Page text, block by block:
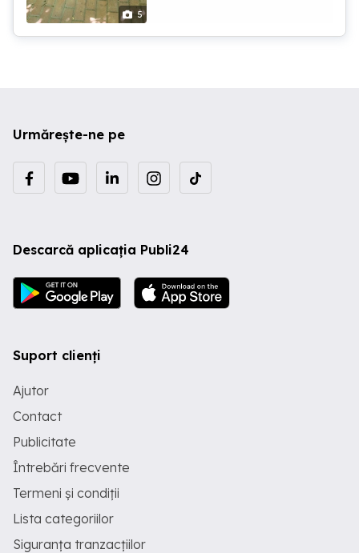
5
Urmărește-ne pe
Descarcă aplicația Publi24
Suport clienți
Ajutor
Contact
Publicitate
Întrebări frecvente
Termeni și condiții
Lista categoriilor
Siguranța tranzacțiilor